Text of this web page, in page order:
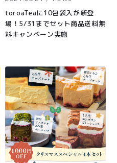
toroaTeaに10包袋入が新登
場！5/31までセット商品送料無
料キャンペーン実施